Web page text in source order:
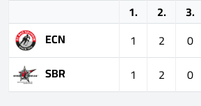
1. 2. 3.
ECN
1 2 0
SBR
1 2 0